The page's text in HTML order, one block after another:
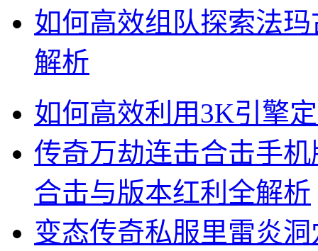
如何高效组队探索法
解析
如何高效利用3K引擎
传奇万劫连击合击手
合击与版本红利全解析
变态传奇私服里雷炎